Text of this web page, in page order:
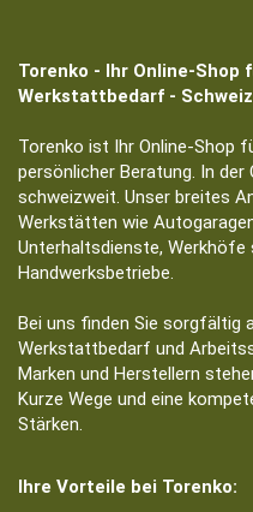
Torenko - Ihr Online-Shop
Werkstattbedarf - Schweiz
Torenko ist Ihr Online-Shop
persönlicher Beratung. In
schweizweit. Unser breites
Werkstätten wie
Unterhaltsdienste, Werkhöfe
Handwerksbetriebe.
Bei uns finden Sie sorgfältig
Werkstattbedarf und
Marken und Herstellern
Kurze Wege und eine
Stärken.
Ihre Vorteile bei Torenko: